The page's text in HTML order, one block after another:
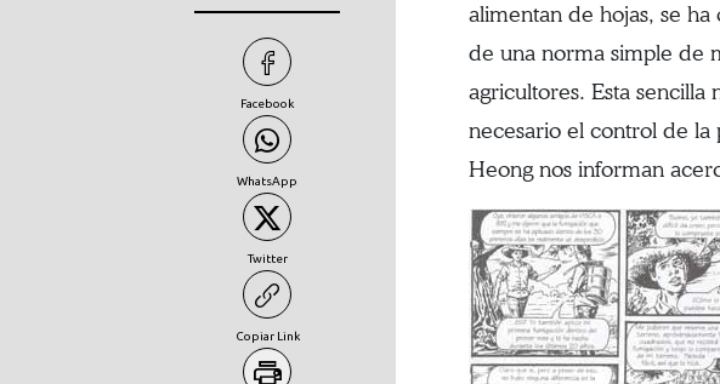
Facebook
WhatsApp
Twitter
Copiar Link
alimentan de hojas, se
de una norma simple de
agricultores. Esta sencilla
necesario el control de la
Heong nos informan